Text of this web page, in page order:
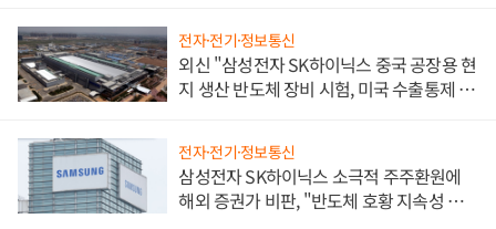
전자·전기·정보통신
외신 "삼성전자 SK하이닉스 중국 공장용 현
지 생산 반도체 장비 시험, 미국 수출통제 대
전자·전기·정보통신
삼성전자 SK하이닉스 소극적 주주환원에
해외 증권가 비판, "반도체 호황 지속성 의